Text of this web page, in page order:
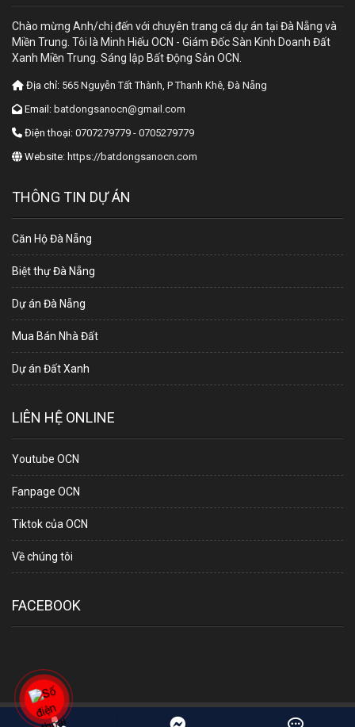
Chào mừng Anh/chị đến với chuyên trang cá dự án tại Đà Nẵng và
Miền Trung. Tôi là Minh Hiếu OCN - Giám Đốc Sàn Kinh Doanh Đất
Xanh Miền Trung. Sáng lập Bất Động Sản OCN.
Địa chỉ: 565 Nguyễn Tất Thành, P Thanh Khê, Đà Nẵng
Email: batdongsanocn@gmail.com
Điện thoại: 0707279779 - 0705279779
Website: https://batdongsanocn.com
THÔNG TIN DỰ ÁN
Căn Hộ Đà Nẵng
Biệt thự Đà Nẵng
Dự án Đà Nẵng
Mua Bán Nhà Đất
Dự án Đất Xanh
LIÊN HỆ ONLINE
Youtube OCN
Fanpage OCN
Tiktok của OCN
Về chúng tôi
FACEBOOK
Copyright © 2018 www.batdongsanocn.com